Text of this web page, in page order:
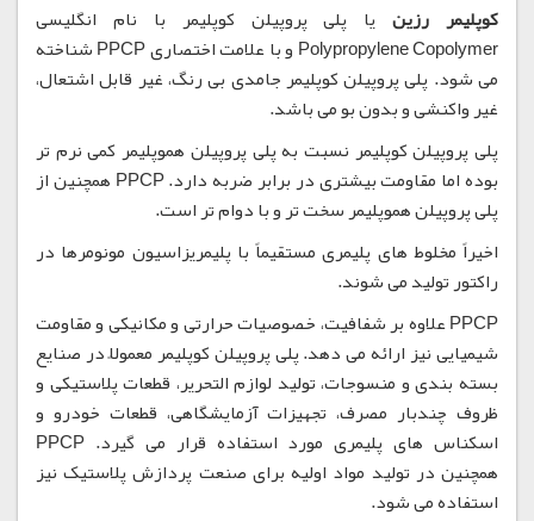
کوپلیمر رزینیا پلی پروپیلن کوپلیمر با نام انگلیسی
Polypropylene Copolymer و با علامت اختصاری PPCP شناخته
می شود. پلی پروپیلن کوپلیمر جامدی بی رنگ، غیر قابل اشتعال،
غیر واکنشی و بدون بو می باشد.
پلی پروپیلن کوپلیمر نسبت به پلی پروپیلن هموپلیمر کمی نرم تر
بوده اما مقاومت بیشتری در برابر ضربه دارد. PPCP همچنین از
پلی پروپیلن هموپلیمر سخت تر و با دوام تر است.
اخیراً مخلوط های پلیمری مستقیماً با پلیمریزاسیون مونومرها در
راکتور تولید می شوند.
PPCP علاوه بر شفافیت، خصوصیات حرارتی و مکانیکی و مقاومت
شیمیایی نیز ارائه می دهد. پلی پروپیلن کوپلیمر معمولاً در صنایع
بسته بندی و منسوجات، تولید لوازم التحریر، قطعات پلاستیکی و
ظروف چندبار مصرف، تجهیزات آزمایشگاهی، قطعات خودرو و
اسکناس های پلیمری مورد استفاده قرار می گیرد. PPCP
همچنین در تولید مواد اولیه برای صنعت پردازش پلاستیک نیز
استفاده می شود.